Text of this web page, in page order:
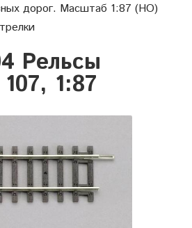
дорог. Масштаб 1:87 (HO)
Рельсы
1:87